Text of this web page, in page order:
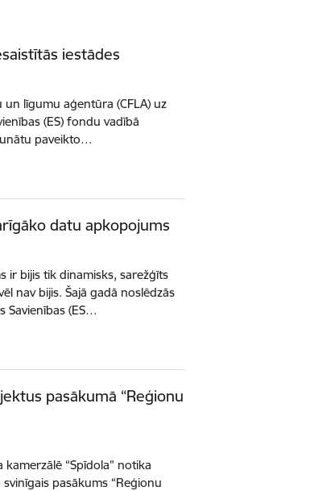
iestādes
līgumu aģentūra (CFLA) uz
(ES) fondu vadībā
paveikto…
datu apkopojums
ir bijis tik dinamisks, sarežģīts
nav bijis. Šajā gadā noslēdzās
Savienības (ES…
pasākumā “Reģionu
“Spīdola” notika
pasākums “Reģionu